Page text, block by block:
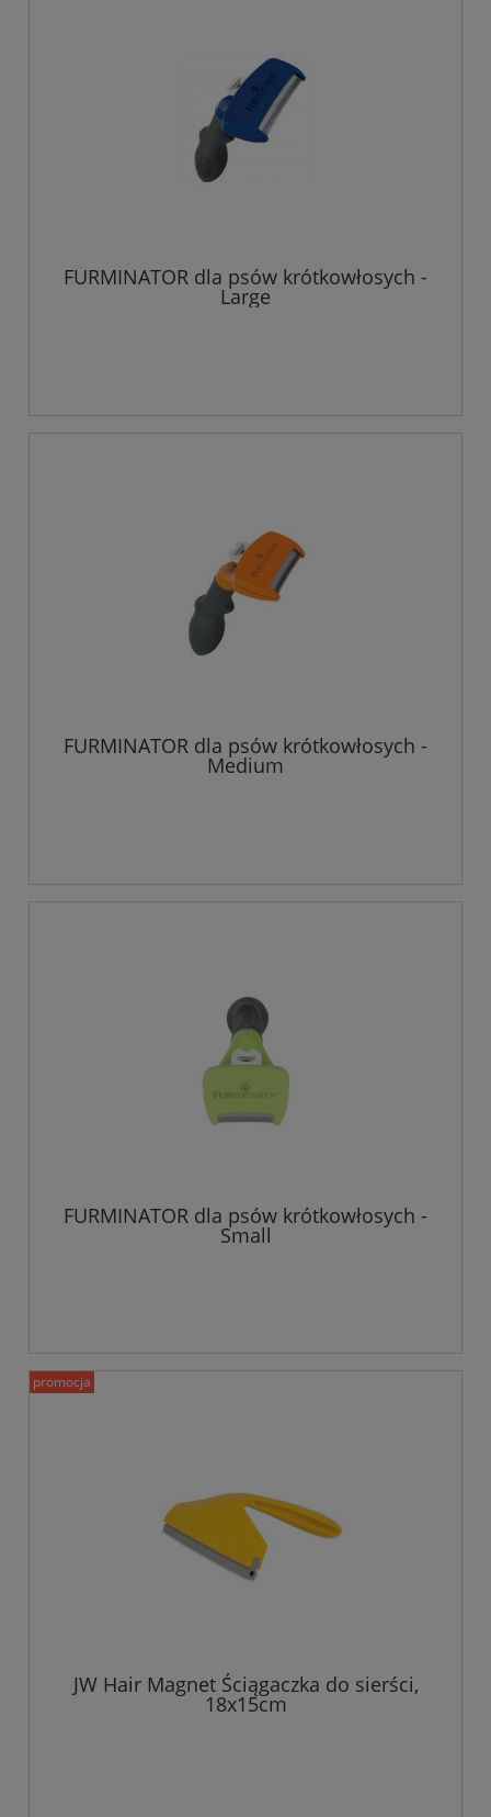
FURMINATOR dla psów krótkowłosych -
Large
FURMINATOR dla psów krótkowłosych -
Medium
FURMINATOR dla psów krótkowłosych -
Small
JW Hair Magnet Ściągaczka do sierści,
18x15cm
promocja